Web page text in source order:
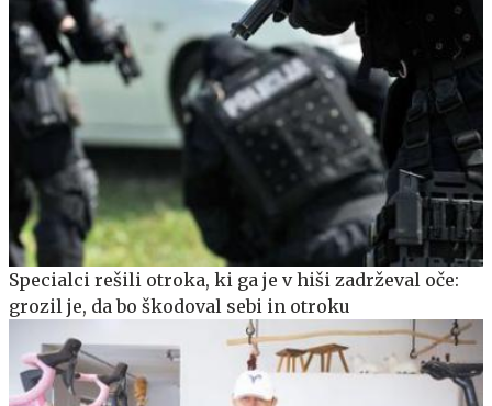
Specialci rešili otroka, ki ga je v hiši zadrževal oče:
grozil je, da bo škodoval sebi in otroku